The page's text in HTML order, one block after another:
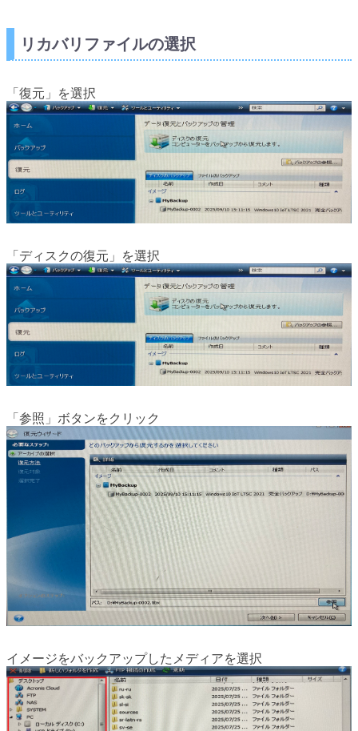
リカバリファイルの選択
「復元」を選択
「ディスクの復元」を選択
「参照」ボタンをクリック
イメージをバックアップしたメディアを選択